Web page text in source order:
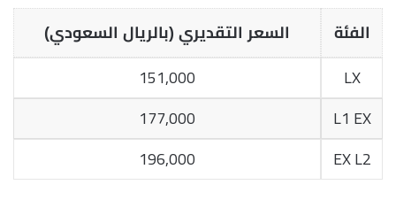
الفئة السعر التقديري (بالريال السعودي)
LX
151,000
L1 EX
177,000
EX L2
196,000